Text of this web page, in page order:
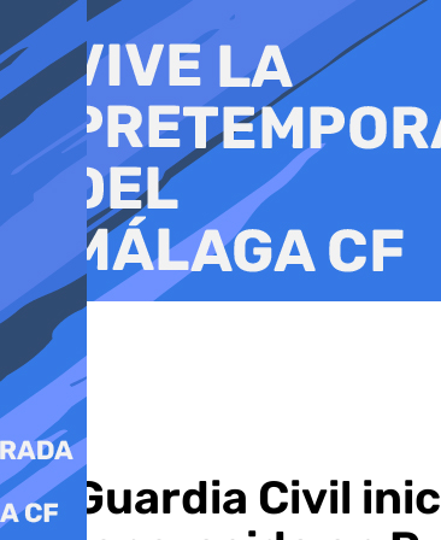
al
contenido
La Guardia Civil